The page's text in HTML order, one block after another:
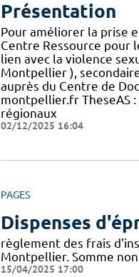
Présentation
Pour améliorer la prise
Centre Ressource pour
lien avec la violence
Montpellier ),
auprès du Centre de
montpellier.fr TheseAS
régionaux
02/12/2025 16:04
PAGES
Dispenses
règlement des frais
Montpellier. Somme
15/04/2025 17:00